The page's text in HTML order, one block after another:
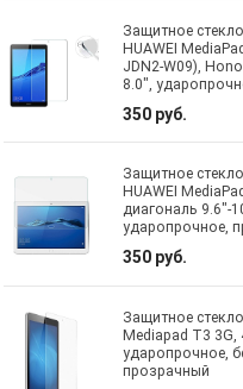
Защитное
HUAWEI
JDN2-W09),
8.0",
350 руб.
Защитное
HUAWEI
диагональ 9.6"-
ударопрочное,
350 руб.
Защитное
Mediapad T3 3G,
ударопрочное,
прозрачный